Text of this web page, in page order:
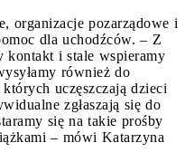
organizacje pozarządowe i
dla uchodźców. – Z
kontakt i stale wspieramy
również do
uczęszczają dzieci
zgłaszają się do
się na takie prośby
– mówi Katarzyna